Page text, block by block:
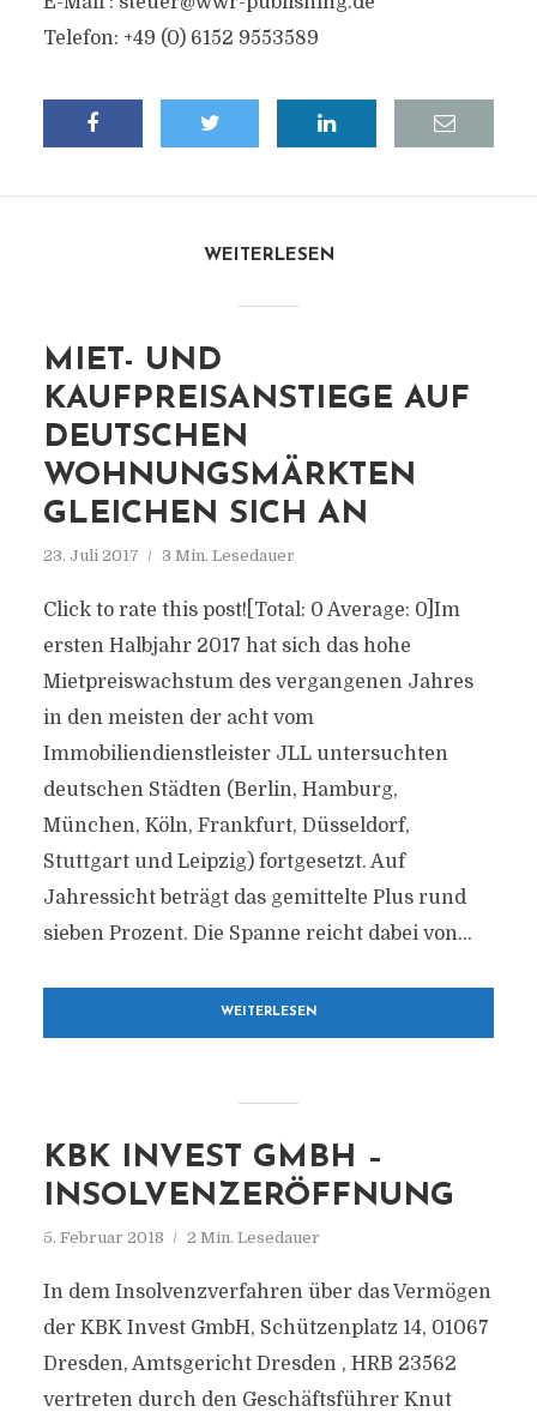
Telefon: +49 (0) 6152 9553589
WEITERLESEN
MIET- UND
KAUFPREISANSTIEGE AUF
DEUTSCHEN
WOHNUNGSMÄRKTEN
GLEICHEN SICH AN
23. Juli 2017 3 Min. Lesedauer
Click to rate this post![Total: 0 Average: 0]Im
ersten Halbjahr 2017 hat sich das hohe
Mietpreiswachstum des vergangenen Jahres
in den meisten der acht vom
Immobiliendienstleister JLL untersuchten
deutschen Städten (Berlin, Hamburg,
München, Köln, Frankfurt, Düsseldorf,
Stuttgart und Leipzig) fortgesetzt. Auf
Jahressicht beträgt das gemittelte Plus rund
sieben Prozent. Die Spanne reicht dabei von...
WEITERLESEN
KBK INVEST GMBH –
INSOLVENZERÖFFNUNG
5. Februar 2018 2 Min. Lesedauer
In dem Insolvenzverfahren über das Vermögen
der KBK Invest GmbH, Schützenplatz 14, 01067
Dresden, Amtsgericht Dresden , HRB 23562
vertreten durch den Geschäftsführer Knut